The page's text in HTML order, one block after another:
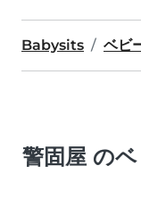
Babysits ベビ
警固屋 の